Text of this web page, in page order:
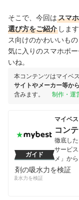
そこで、今回はスマ
選び方をご紹介 しま
ス向けのかわいいも
気に入りのスマホポ
いね。
本コンテンツはマイベ
サイトやメーカー等か
含みます。
制作・運
ガイド
マイベス
コン
徹底し
サービ
メ」か
ストな
コ
の吸水力を検証